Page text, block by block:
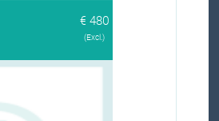
€ 480
(Excl.)